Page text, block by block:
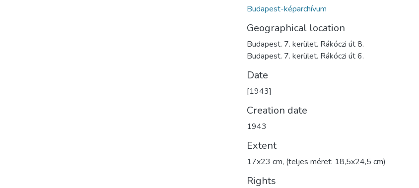
Budapest-képarchívum
Geographical location
Budapest. 7. kerület. Rákóczi út 8.
Budapest. 7. kerület. Rákóczi út 6.
Date
[1943]
Creation date
1943
Extent
17x23 cm, (teljes méret: 18,5x24,5 cm)
Rights